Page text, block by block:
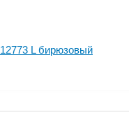
L бирюзовый